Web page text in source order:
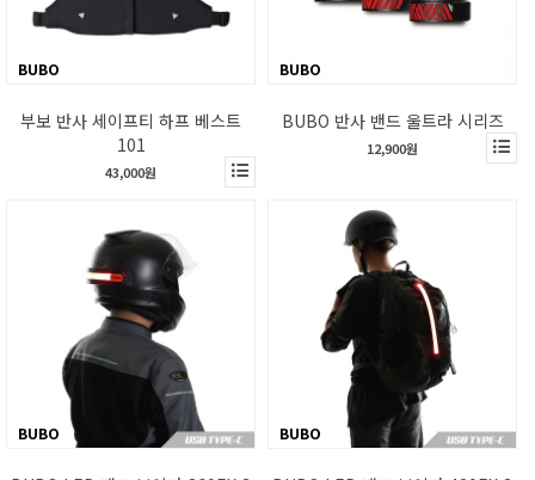
BUBO
부보 반사 세이프티 하프 베스트
101
43,000원
BUBO
BUBO 반사 밴드 울트라 시리즈
12,900원
BUBO BUBO